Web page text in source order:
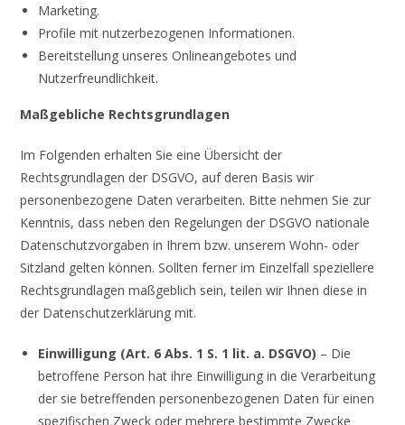
Marketing.
Profile mit nutzerbezogenen Informationen.
Bereitstellung unseres Onlineangebotes und
Nutzerfreundlichkeit.
Maßgebliche Rechtsgrundlagen
Im Folgenden erhalten Sie eine Übersicht der
Rechtsgrundlagen der DSGVO, auf deren Basis wir
personenbezogene Daten verarbeiten. Bitte nehmen Sie zur
Kenntnis, dass neben den Regelungen der DSGVO nationale
Datenschutzvorgaben in Ihrem bzw. unserem Wohn- oder
Sitzland gelten können. Sollten ferner im Einzelfall speziellere
Rechtsgrundlagen maßgeblich sein, teilen wir Ihnen diese in
der Datenschutzerklärung mit.
Einwilligung (Art. 6 Abs. 1 S. 1 lit. a. DSGVO) – Die
betroffene Person hat ihre Einwilligung in die Verarbeitung
der sie betreffenden personenbezogenen Daten für einen
spezifischen Zweck oder mehrere bestimmte Zwecke